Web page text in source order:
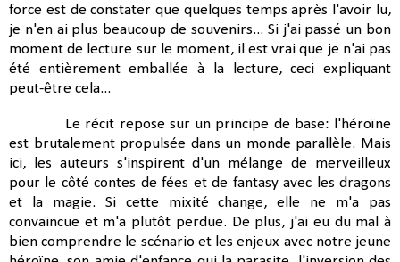
force est de constater que quelques temps après l'avoir lu,
je n'en ai plus beaucoup de souvenirs... Si j'ai passé un bon
moment de lecture sur le moment, il est vrai que je n'ai pas
été entièrement emballée à la lecture, ceci expliquant
peut-être cela...
Le récit repose sur un principe de base: l'héroïne
est brutalement propulsée dans un monde parallèle. Mais
ici, les auteurs s'inspirent d'un mélange de merveilleux
pour le côté contes de fées et de fantasy avec les dragons
et la magie. Si cette mixité change, elle ne m'a pas
convaincue et m'a plutôt perdue. De plus, j'ai eu du mal à
bien comprendre le scénario et les enjeux avec notre jeune